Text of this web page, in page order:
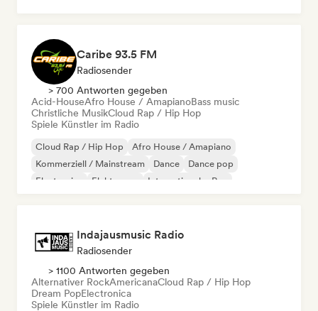
Caribe 93.5 FM
Radiosender
> 700 Antworten gegeben
Acid-HouseAfro House / AmapianoBass music
Christliche MusikCloud Rap / Hip Hop
Spiele Künstler im Radio
Cloud Rap / Hip Hop
Afro House / Amapiano
Kommerziell / Mainstream
Dance
Dance pop
Electronica
Elektropop Internationaler Rap
Indajausmusic Radio
Radiosender
> 1100 Antworten gegeben
Alternativer RockAmericanaCloud Rap / Hip Hop
Dream PopElectronica
Spiele Künstler im Radio